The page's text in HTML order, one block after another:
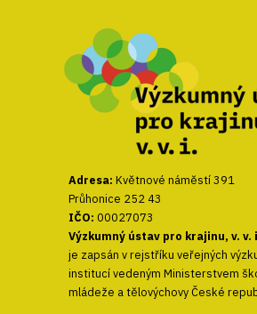
Adresa: Květnové náměstí 391
Průhonice 252 43
IČO: 00027073
Výzkumný ústav pro krajinu, v. v.
je zapsán v rejstříku veřejných
institucí vedeným Ministerstvem
mládeže a tělovýchovy České